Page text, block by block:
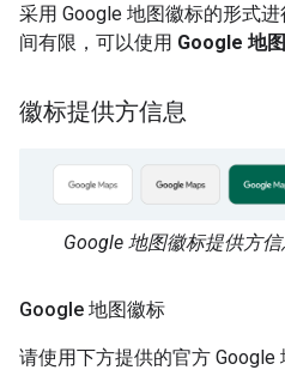
采用 Google 地图徽标的形式
间有限，可以使用 Google 地图
徽标提供方信息
Google 地图徽标提供方
Google 地图徽标
请使用下方提供的官方 Google